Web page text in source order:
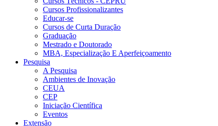
Cursos Profissionalizantes
Educar-se
Cursos de Curta Duração
Graduação
Mestrado e Doutorado
MBA, Especialização E Aperfeiçoamento
Pesquisa
A Pesquisa
Ambientes de Inovação
CEUA
CEP
Iniciação Científica
Eventos
Extensão